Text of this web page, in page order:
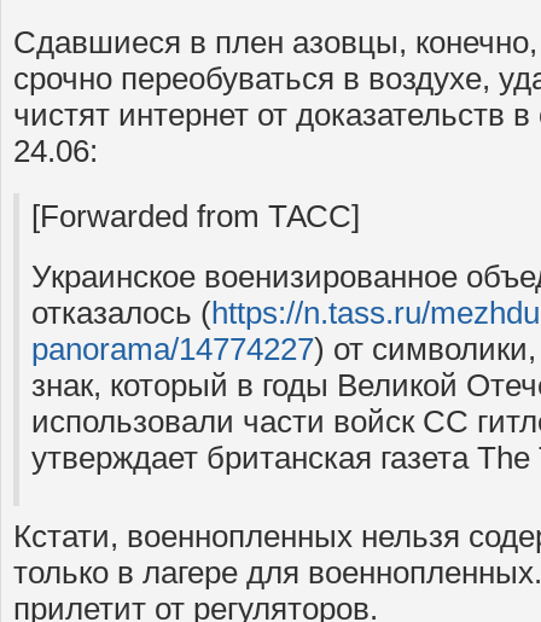
Сдавшиеся в плен азовцы,
срочно переобуваться в воздухе,
чистят интернет от доказательств
24.06:
[Forwarded from ТАСС]
Украинское военизированное
отказалось (https://n.tass.ru/
panorama/14774227) от
знак, который в годы Великой
использовали части войск СС
утверждает британская газета
Кстати, военнопленных нельзя
только в лагере для
прилетит от регуляторов.